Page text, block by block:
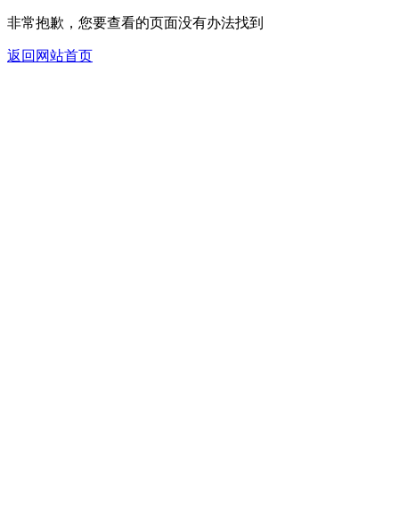
非常抱歉，您要查看的页面没有办法找到
返回网站首页